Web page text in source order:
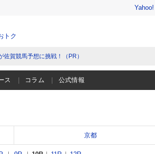
トク
佐賀競馬予想に挑戦！（PR）
ス コラム 公式情報
京都